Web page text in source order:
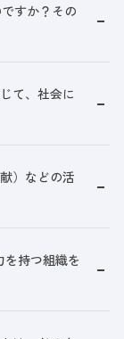
すか？その
て、社会に
）などの活
を持つ組織を